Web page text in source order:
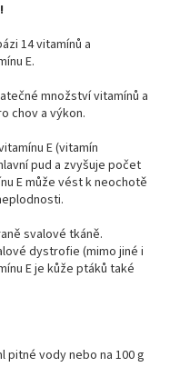
14 vitamínů a
E.
množství vitamínů a
chov a výkon.
E (vitamín
pud a zvyšuje počet
E může vést k neochotě
svalové tkáně.
dystrofie (mimo jiné i
E je kůže ptáků také
pitné vody nebo na 100 g